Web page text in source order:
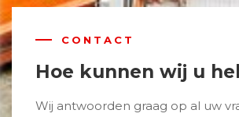
CONTACT
Hoe kunnen wij u
Wij antwoorden graag op al uw